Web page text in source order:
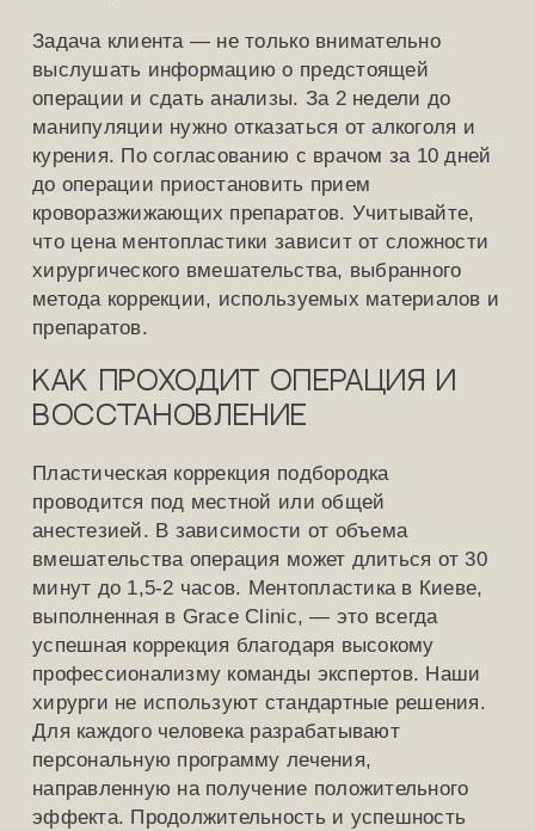
Задача клиента — не только внимательно
выслушать информацию о предстоящей
операции и сдать анализы. За 2 недели до
манипуляции нужно отказаться от алкоголя и
курения. По согласованию с врачом за 10 дней
до операции приостановить прием
кроворазжижающих препаратов. Учитывайте,
что цена ментопластики зависит от сложности
хирургического вмешательства, выбранного
метода коррекции, используемых материалов и
препаратов.
Как проходит операция и
восстановление
Пластическая коррекция подбородка
проводится под местной или общей
анестезией. В зависимости от объема
вмешательства операция может длиться от 30
минут до 1,5-2 часов. Ментопластика в Киеве,
выполненная в Grace Clinic, — это всегда
успешная коррекция благодаря высокому
профессионализму команды экспертов. Наши
хирурги не используют стандартные решения.
Для каждого человека разрабатывают
персональную программу лечения,
направленную на получение положительного
эффекта. Продолжительность и успешность